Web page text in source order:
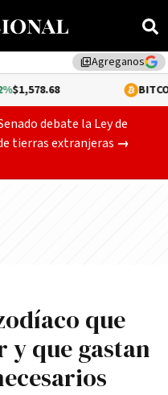
library_addAgreganos
0.12%
debate la Ley de
tierras extranjeras El
→
que
y que gastan